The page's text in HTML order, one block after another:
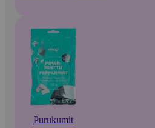
Purukumit